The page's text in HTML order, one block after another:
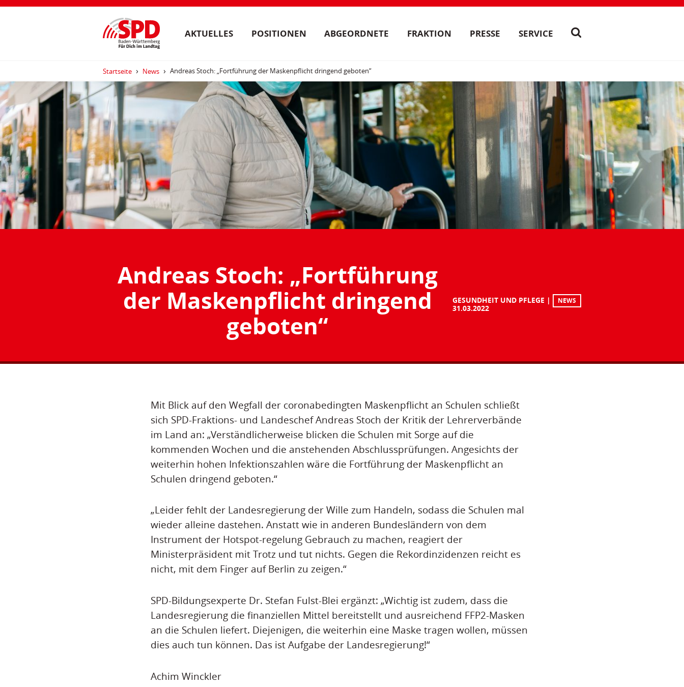
AKTUELLES POSITIONEN ABGEORDNETE FRAKTION PRESSE SERVICE
Startseite News Andreas Stoch: „Fortführung der Maskenpflicht dringend geboten“
Andreas Stoch: „Fortführung
der Maskenpflicht dringend
geboten“
GESUNDHEIT UND PFLEGE
31.03.2022
NEWS
Mit Blick auf den Wegfall der coronabedingten Maskenpflicht an Schulen schließt
sich SPD-Fraktions- und Landeschef Andreas Stoch der Kritik der Lehrerverbände
im Land an: „Verständlicherweise blicken die Schulen mit Sorge auf die
kommenden Wochen und die anstehenden Abschlussprüfungen. Angesichts der
weiterhin hohen Infektionszahlen wäre die Fortführung der Maskenpflicht an
Schulen dringend geboten.“
„Leider fehlt der Landesregierung der Wille zum Handeln, sodass die Schulen mal
wieder alleine dastehen. Anstatt wie in anderen Bundesländern von dem
Instrument der Hotspot-regelung Gebrauch zu machen, reagiert der
Ministerpräsident mit Trotz und tut nichts. Gegen die Rekordinzidenzen reicht es
nicht, mit dem Finger auf Berlin zu zeigen.“
SPD-Bildungsexperte Dr. Stefan Fulst-Blei ergänzt: „Wichtig ist zudem, dass die
Landesregierung die finanziellen Mittel bereitstellt und ausreichend FFP2-Masken
an die Schulen liefert. Diejenigen, die weiterhin eine Maske tragen wollen, müssen
dies auch tun können. Das ist Aufgabe der Landesregierung!“
Achim Winckler